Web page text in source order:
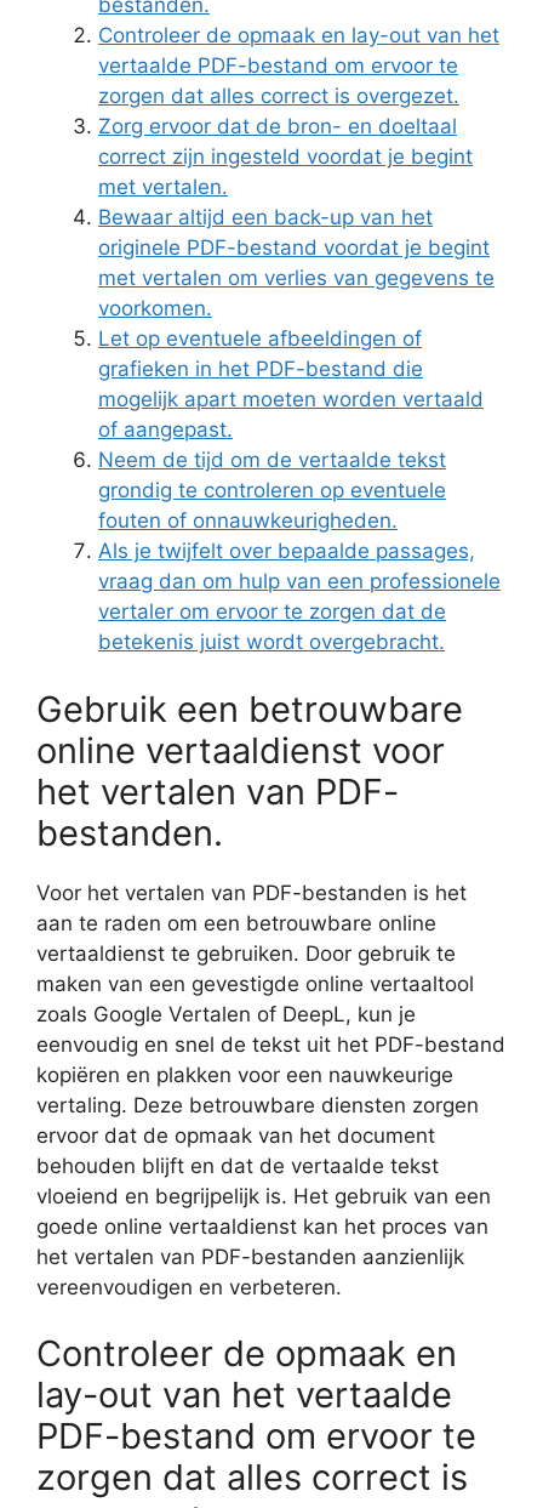
bestanden.
Controleer de opmaak en lay-out van het
vertaalde PDF-bestand om ervoor te
zorgen dat alles correct is overgezet.
Zorg ervoor dat de bron- en doeltaal
correct zijn ingesteld voordat je begint
met vertalen.
Bewaar altijd een back-up van het
originele PDF-bestand voordat je begint
met vertalen om verlies van gegevens te
voorkomen.
Let op eventuele afbeeldingen of
grafieken in het PDF-bestand die
mogelijk apart moeten worden vertaald
of aangepast.
Neem de tijd om de vertaalde tekst
grondig te controleren op eventuele
fouten of onnauwkeurigheden.
Als je twijfelt over bepaalde passages,
vraag dan om hulp van een professionele
vertaler om ervoor te zorgen dat de
betekenis juist wordt overgebracht.
Gebruik een betrouwbare
online vertaaldienst voor
het vertalen van PDF-
bestanden.
Voor het vertalen van PDF-bestanden is het
aan te raden om een betrouwbare online
vertaaldienst te gebruiken. Door gebruik te
maken van een gevestigde online vertaaltool
zoals Google Vertalen of DeepL, kun je
eenvoudig en snel de tekst uit het PDF-bestand
kopiëren en plakken voor een nauwkeurige
vertaling. Deze betrouwbare diensten zorgen
ervoor dat de opmaak van het document
behouden blijft en dat de vertaalde tekst
vloeiend en begrijpelijk is. Het gebruik van een
goede online vertaaldienst kan het proces van
het vertalen van PDF-bestanden aanzienlijk
vereenvoudigen en verbeteren.
Controleer de opmaak en
lay-out van het vertaalde
PDF-bestand om ervoor te
zorgen dat alles correct is